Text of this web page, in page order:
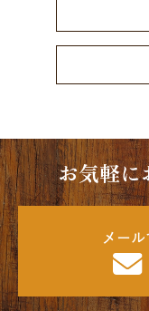
お気軽に
メー